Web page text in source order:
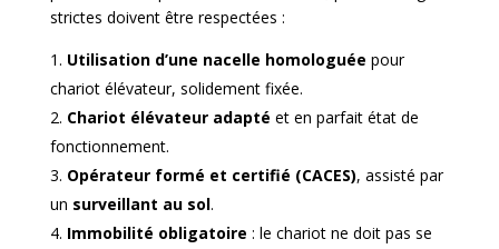
strictes doivent être respectées :
Utilisation d’une nacelle homologuée pour
chariot élévateur, solidement fixée.
Chariot élévateur adapté et en parfait état de
fonctionnement.
Opérateur formé et certifié (CACES), assisté par
un surveillant au sol.
Immobilité obligatoire : le chariot ne doit pas se